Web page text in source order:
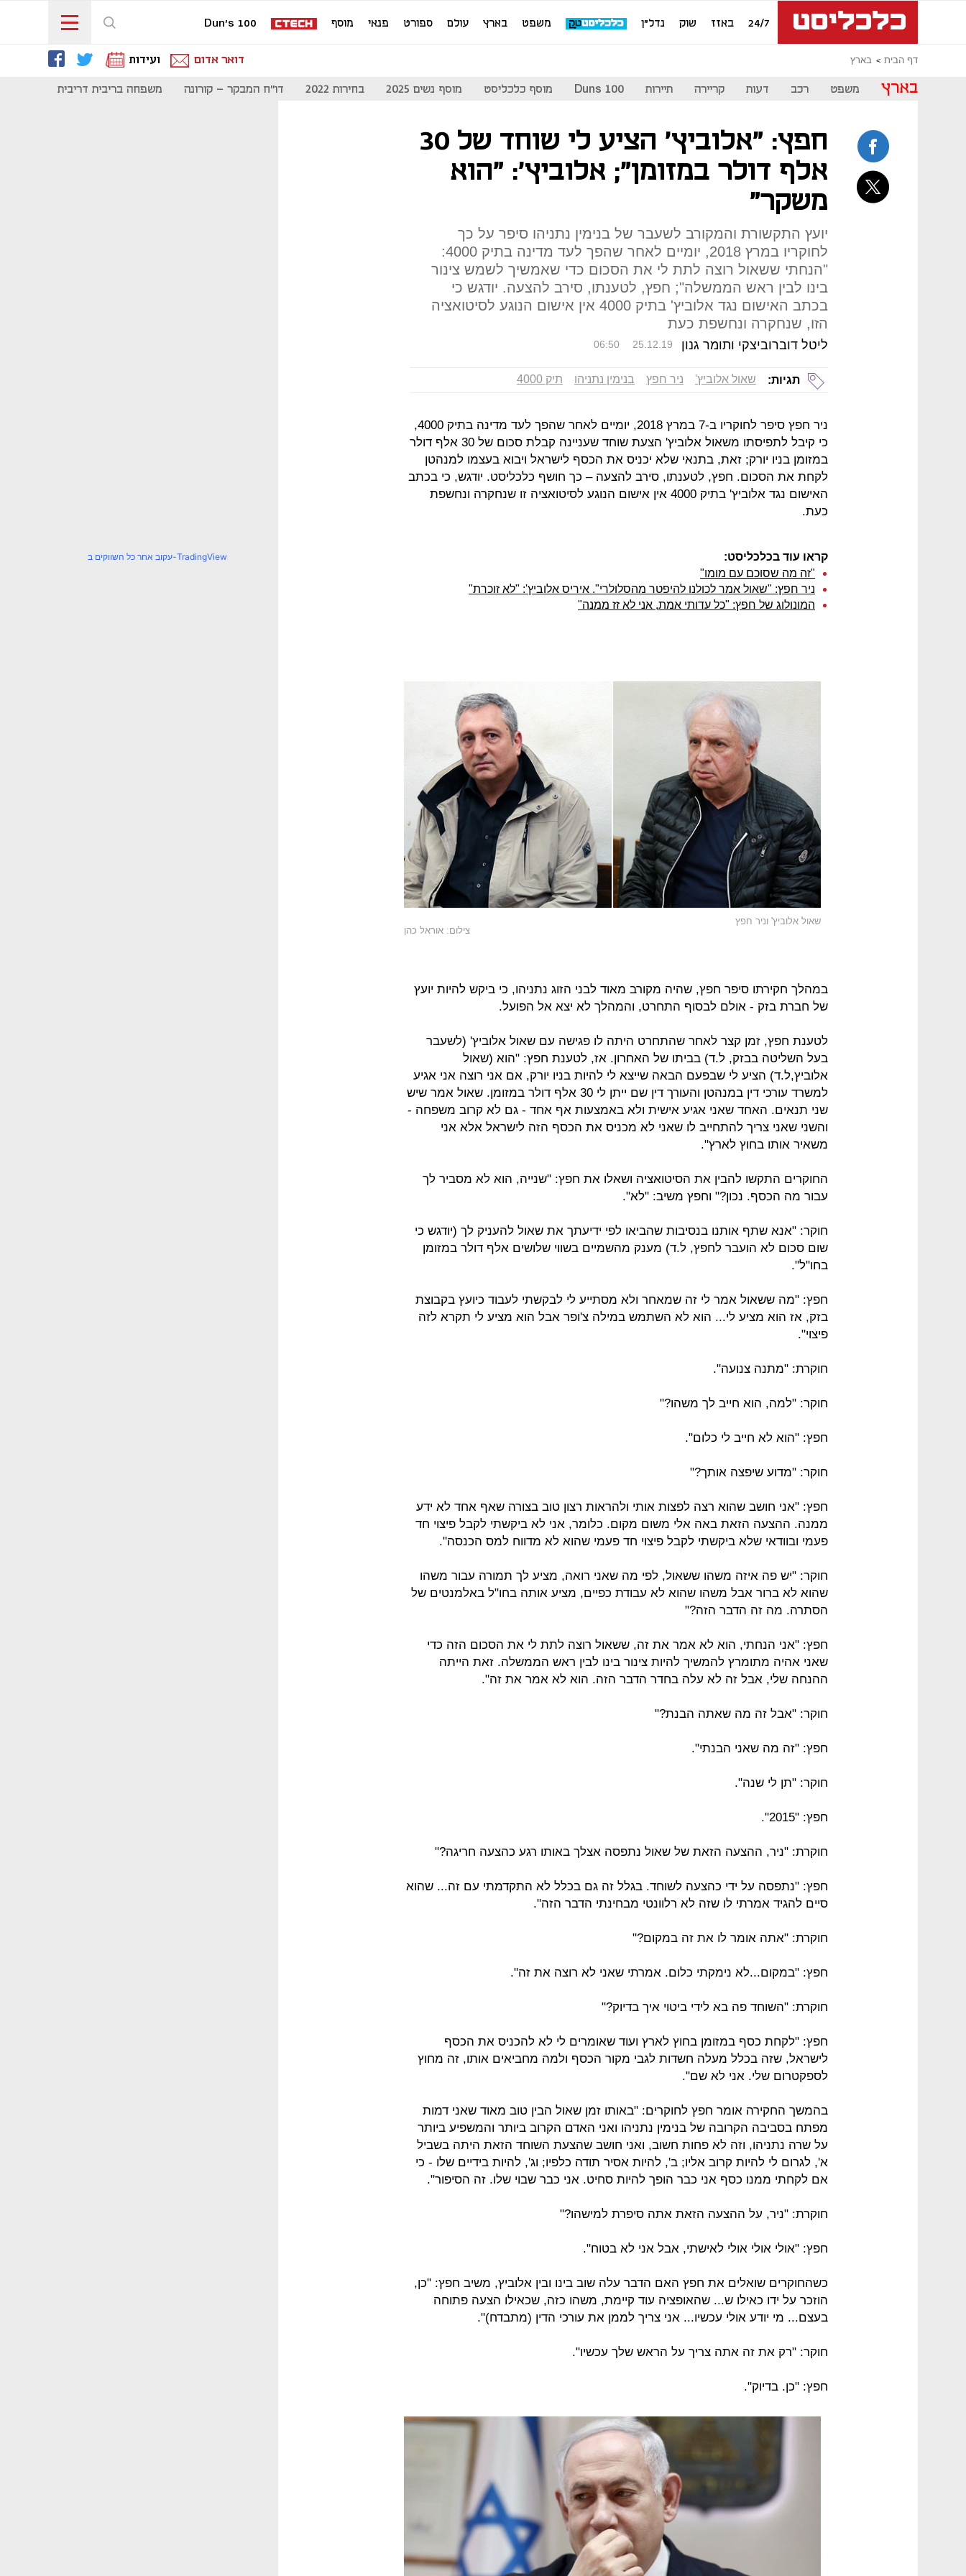
24/7 באזז שוק נדל"ן משפט בארץ עולם ספורט פנאי מוסף Dun's 100
דף הבית בארץ דואר אדום ועידות
בארץ משפט רכב דעות קריירה תיירות Duns 100 מוסף כלכליסט מוסף נשים 2025 בחירות 2022 דו"ח המבקר - קורונה משפחה בריבית דריבית
חפץ: "אלוביץ' הציע לי שוחד של 30
אלף דולר במזומן"; אלוביץ': "הוא
משקר"
יועץ התקשורת והמקורב לשעבר של בנימין נתניהו סיפר על כך
לחוקריו במרץ 2018, יומיים לאחר שהפך לעד מדינה בתיק 4000:
"הנחתי ששאול רוצה לתת לי את הסכום כדי שאמשיך לשמש צינור
בינו לבין ראש הממשלה"; חפץ, לטענתו, סירב להצעה. יודגש כי
בכתב האישום נגד אלוביץ' בתיק 4000 אין אישום הנוגע לסיטואציה
הזו, שנחקרה ונחשפת כעת
ליטל דוברוביצקי ותומר גנון 06:50 25.12.19
תגיות: שאול אלוביץ' ניר חפץ בנימין נתניהו תיק 4000
ניר חפץ סיפר לחוקריו ב-7 במרץ 2018, יומיים לאחר שהפך לעד מדינה בתיק 4000,
כי קיבל לתפיסתו משאול אלוביץ' הצעת שוחד שעניינה קבלת סכום של 30 אלף דולר
במזומן בניו יורק; זאת, בתנאי שלא יכניס את הכסף לישראל ויבוא בעצמו למנהטן
לקחת את הסכום. חפץ, לטענתו, סירב להצעה – כך חושף כלכליסט. יודגש, כי בכתב
האישום נגד אלוביץ' בתיק 4000 אין אישום הנוגע לסיטואציה זו שנחקרה ונחשפת
כעת.
קראו עוד בכלכליסט:
"זה מה שסוכם עם מומו"
ניר חפץ: "שאול אמר לכולנו להיפטר מהסלולרי". איריס אלוביץ': "לא זוכרת"
המונולוג של חפץ: "כל עדותי אמת, אני לא זז ממנה"
שאול אלוביץ' וניר חפץ
צילום: אוראל כהן
במהלך חקירתו סיפר חפץ, שהיה מקורב מאוד לבני הזוג נתניהו, כי ביקש להיות יועץ
של חברת בזק - אולם לבסוף התחרט, והמהלך לא יצא אל הפועל.
לטענת חפץ, זמן קצר לאחר שהתחרט היתה לו פגישה עם שאול אלוביץ' (לשעבר
בעל השליטה בבזק, ל.ד) בביתו של האחרון. אז, לטענת חפץ: "הוא (שאול
אלוביץ,ל.ד) הציע לי שבפעם הבאה שייצא לי להיות בניו יורק, אם אני רוצה אני אגיע
למשרד עורכי דין במנהטן והעורך דין שם ייתן לי 30 אלף דולר במזומן. שאול אמר שיש
שני תנאים. האחד שאני אגיע אישית ולא באמצעות אף אחד - גם לא קרוב משפחה -
והשני שאני צריך להתחייב לו שאני לא מכניס את הכסף הזה לישראל אלא אני
משאיר אותו בחוץ לארץ".
החוקרים התקשו להבין את הסיטואציה ושאלו את חפץ: "שנייה, הוא לא מסביר לך
עבור מה הכסף. נכון?" וחפץ משיב: "לא".
חוקר: "אנא שתף אותנו בנסיבות שהביאו לפי ידיעתך את שאול להעניק לך (יודגש כי
שום סכום לא הועבר לחפץ, ל.ד) מענק מהשמיים בשווי שלושים אלף דולר במזומן
בחו"ל".
חפץ: "מה ששאול אמר לי זה שמאחר ולא מסתייע לי לבקשתי לעבוד כיועץ בקבוצת
בזק, אז הוא מציע לי... הוא לא השתמש במילה צ'ופר אבל הוא מציע לי תקרא לזה
פיצוי".
חוקרת: "מתנה צנועה".
חוקר: "למה, הוא חייב לך משהו?"
חפץ: "הוא לא חייב לי כלום".
חוקר: "מדוע שיפצה אותך?"
חפץ: "אני חושב שהוא רצה לפצות אותי ולהראות רצון טוב בצורה שאף אחד לא ידע
ממנה. ההצעה הזאת באה אלי משום מקום. כלומר, אני לא ביקשתי לקבל פיצוי חד
פעמי ובוודאי שלא ביקשתי לקבל פיצוי חד פעמי שהוא לא מדווח למס הכנסה".
חוקר: "יש פה איזה משהו ששאול, לפי מה שאני רואה, מציע לך תמורה עבור משהו
שהוא לא ברור אבל משהו שהוא לא עבודת כפיים, מציע אותה בחו"ל באלמנטים של
הסתרה. מה זה הדבר הזה?"
חפץ: "אני הנחתי, הוא לא אמר את זה, ששאול רוצה לתת לי את הסכום הזה כדי
שאני אהיה מתומרץ להמשיך להיות צינור בינו לבין ראש הממשלה. זאת הייתה
ההנחה שלי, אבל זה לא עלה בחדר הדבר הזה. הוא לא אמר את זה".
חוקר: "אבל זה מה שאתה הבנת?"
חפץ: "זה מה שאני הבנתי".
חוקר: "תן לי שנה".
חפץ: "2015".
חוקרת: "ניר, ההצעה הזאת של שאול נתפסה אצלך באותו רגע כהצעה חריגה?"
חפץ: "נתפסה על ידי כהצעה לשוחד. בגלל זה גם בכלל לא התקדמתי עם זה... שהוא
סיים להגיד אמרתי לו שזה לא רלוונטי מבחינתי הדבר הזה".
חוקרת: "אתה אומר לו את זה במקום?"
חפץ: "במקום...לא נימקתי כלום. אמרתי שאני לא רוצה את זה".
חוקרת: "השוחד פה בא לידי ביטוי איך בדיוק?"
חפץ: "לקחת כסף במזומן בחוץ לארץ ועוד שאומרים לי לא להכניס את הכסף
לישראל, שזה בכלל מעלה חשדות לגבי מקור הכסף ולמה מחביאים אותו, זה מחוץ
לספקטרום שלי. אני לא שם".
בהמשך החקירה אומר חפץ לחוקרים: "באותו זמן שאול הבין טוב מאוד שאני דמות
מפתח בסביבה הקרובה של בנימין נתניהו ואני האדם הקרוב ביותר והמשפיע ביותר
על שרה נתניהו, וזה לא פחות חשוב, ואני חושב שהצעת השוחד הזאת היתה בשביל
א', לגרום לי להיות קרוב אליו; ב', להיות אסיר תודה כלפיו; וג', להיות בידיים שלו - כי
אם לקחתי ממנו כסף אני כבר הופך להיות סחיט. אני כבר שבוי שלו. זה הסיפור".
חוקרת: "ניר, על ההצעה הזאת אתה סיפרת למישהו?"
חפץ: "אולי אולי אולי לאישתי, אבל אני לא בטוח".
כשהחוקרים שואלים את חפץ האם הדבר עלה שוב בינו ובין אלוביץ, משיב חפץ: "כן,
הוזכר על ידו כאילו ש... שהאופציה עוד קיימת, משהו כזה, שכאילו הצעה פתוחה
בעצם... מי יודע אולי עכשיו... אני צריך לממן את עורכי הדין (מתבדח)".
חוקר: "רק את זה אתה צריך על הראש שלך עכשיו".
חפץ: "כן. בדיוק".
עקוב אחר כל השווקים ב-TradingView